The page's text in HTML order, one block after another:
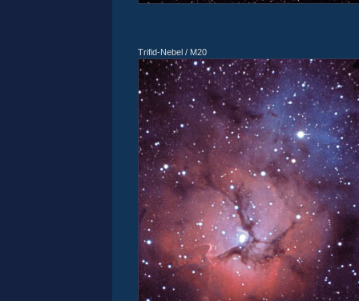
Trifid-Nebel / M20